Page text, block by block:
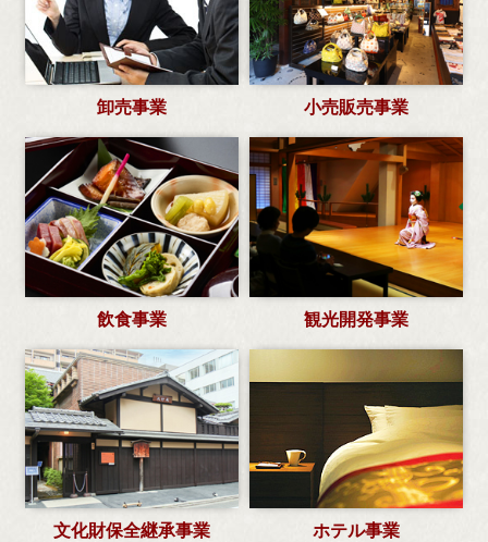
卸売事業 小売販売事業
飲食事業 観光開発事業
文化財保全継承事業 ホテル事業